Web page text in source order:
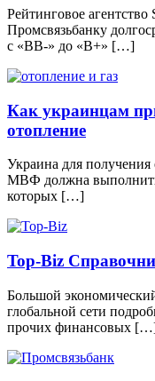
Рейтинговое
Промсвязьбанку
с «ВВ-» до «B+» […]
Как украинцам
отопление
Украина для получения
МВФ должна
которых […]
Top-Biz
Большой
глобальной сети
прочих финансовых